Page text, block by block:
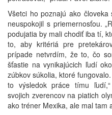
Všetci ho poznajú ako
neuspokojil s priemernosťou.
podujatia by mali chodiť iba tí,
to, aby kritériá pre
prípade netvrdím, že to, čo
šťastie na vynikajúcich ľudí
zúbkov súkolia, ktoré
to výsledok práce tímu
svojich zverencov na piatich
ako tréner Mexika, ale mal tam